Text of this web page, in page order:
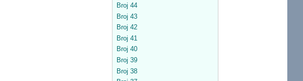
Broj 44
Broj 43
Broj 42
Broj 41
Broj 40
Broj 39
Broj 38